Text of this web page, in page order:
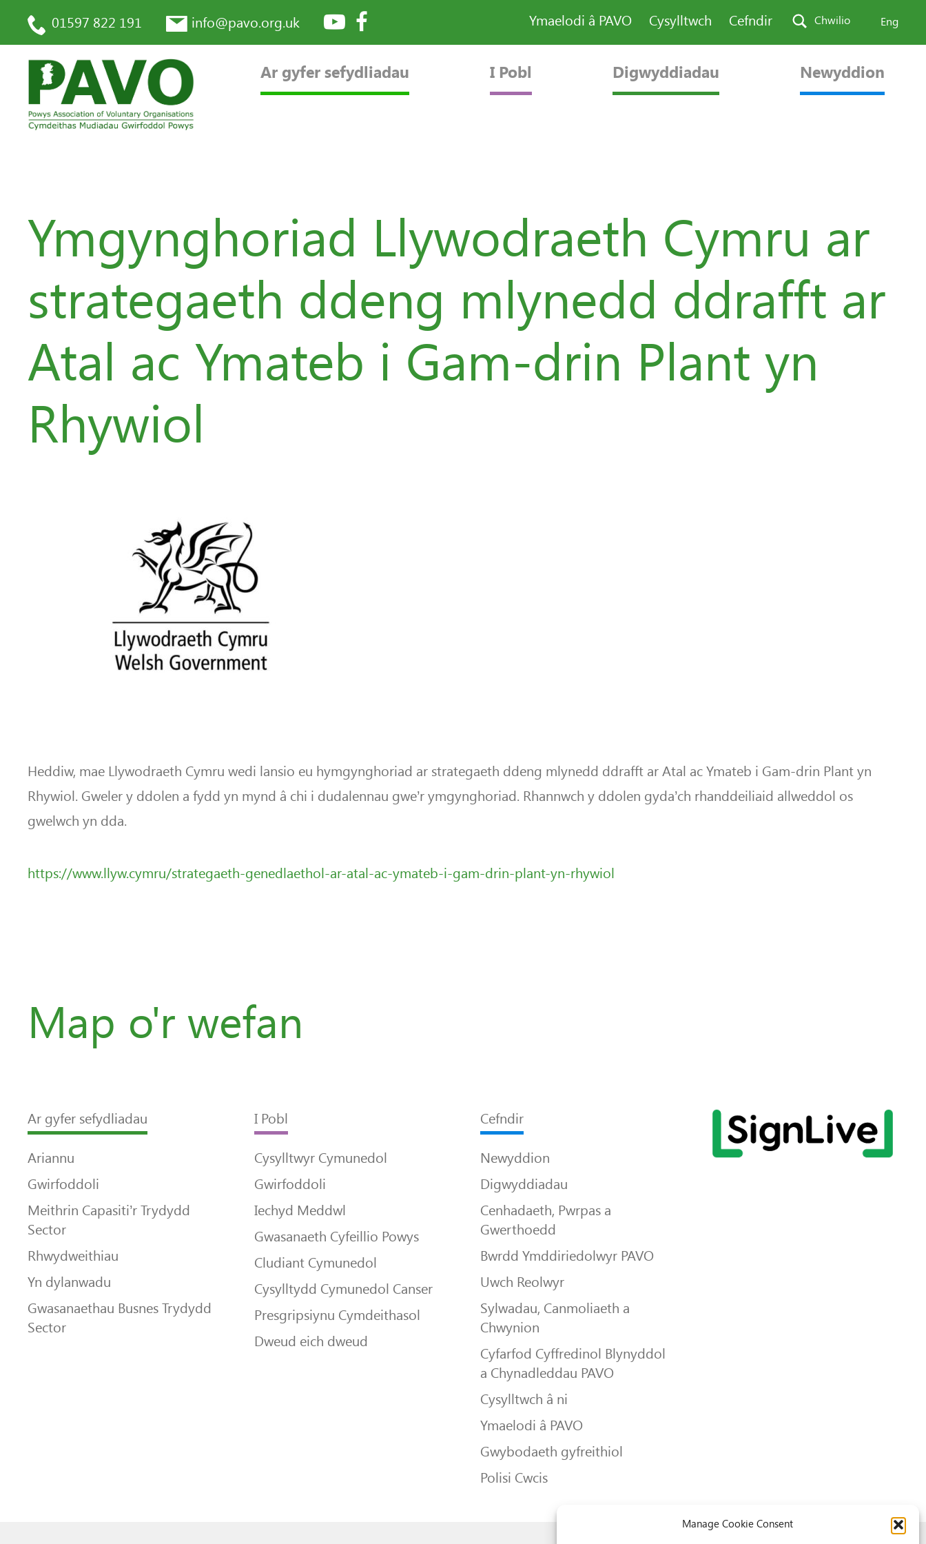
Manage Cookie Consent
01597 822 191 info@pavo.org.uk Ymaelodi â PAVO Cysylltwch Cefndir Chwilio Eng
Ar gyfer sefydliadau I Pobl Digwyddiadau Newyddion
Ymgynghoriad Llywodraeth Cymru ar
strategaeth ddeng mlynedd ddrafft ar
Atal ac Ymateb i Gam-drin Plant yn
Rhywiol
Heddiw, mae Llywodraeth Cymru wedi lansio eu hymgynghoriad ar strategaeth ddeng mlynedd ddrafft ar Atal ac Ymateb i Gam-drin Plant yn
Rhywiol. Gweler y ddolen a fydd yn mynd â chi i dudalennau gwe’r ymgynghoriad. Rhannwch y ddolen gyda’ch rhanddeiliaid allweddol os
gwelwch yn dda.
https://www.llyw.cymru/strategaeth-genedlaethol-ar-atal-ac-ymateb-i-gam-drin-plant-yn-rhywiol
Map o'r wefan
Ar gyfer sefydliadau
Ariannu
Gwirfoddoli
Meithrin Capasiti’r Trydydd
Sector
Rhwydweithiau
Yn dylanwadu
Gwasanaethau Busnes Trydydd
Sector
I Pobl
Cysylltwyr Cymunedol
Gwirfoddoli
Iechyd Meddwl
Gwasanaeth Cyfeillio Powys
Cludiant Cymunedol
Cysylltydd Cymunedol Canser
Presgripsiynu Cymdeithasol
Dweud eich dweud
Cefndir
Newyddion
Digwyddiadau
Cenhadaeth, Pwrpas a
Gwerthoedd
Bwrdd Ymddiriedolwyr PAVO
Uwch Reolwyr
Sylwadau, Canmoliaeth a
Chwynion
Cyfarfod Cyffredinol Blynyddol
a Chynadleddau PAVO
Cysylltwch â ni
Ymaelodi â PAVO
Gwybodaeth gyfreithiol
Polisi Cwcis